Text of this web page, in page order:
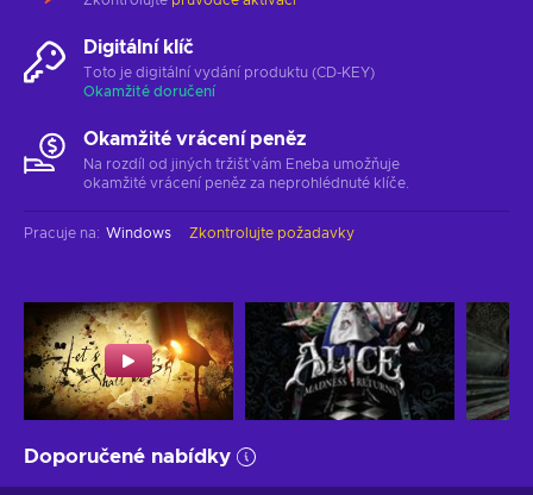
Digitální klíč
Toto je digitální vydání produktu (CD-KEY)
Okamžité doručení
Okamžité vrácení peněz
Na rozdíl od jiných tržišť vám Eneba umožňuje
okamžité vrácení peněz za neprohlédnuté klíče.
Pracuje na: Windows Zkontrolujte požadavky
Doporučené nabídky